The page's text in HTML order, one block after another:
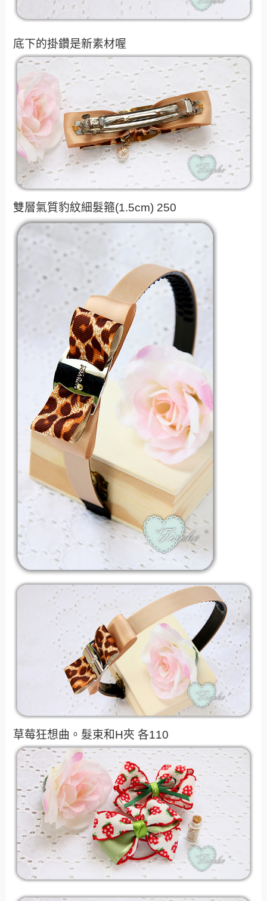
底下的掛鑽是新素材喔
雙層氣質豹紋細髮箍(1.5cm) 250
草莓狂想曲。髮束和H夾 各110